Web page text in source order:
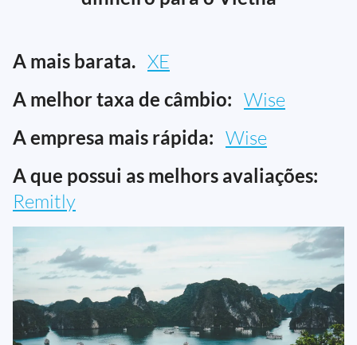
A mais barata. XE
A melhor taxa de câmbio: Wise
A empresa mais rápida: Wise
A que possui as melhors avaliações:
Remitly